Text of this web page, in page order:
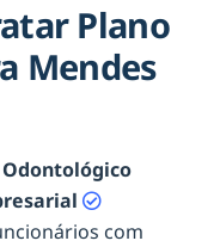
Plano
Mendes
com